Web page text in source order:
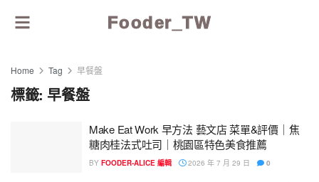
Fooder_TW
Home Tag 早餐盤
標籤: 早餐盤
Make Eat Work 早方法 藝文店 菜單&評價｜焦
糖肉桂法式吐司｜桃園區特色美食推薦
BY FOODER-ALICE 編輯 2026 年 7 月 29 日 0